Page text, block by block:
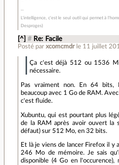
L'intelligence, c'est le seul outil qui permet à
Desproges)
[^] # Re: Facile
Posté parxcomcmdr le 11 juillet
Ça c'est déjà 512 ou 1536
nécessaire.
Pas vraiment non. En 64 bits,
beaucoup avec 1 Go de RAM.
c'est fluide.
Xubuntu, qui est pourtant plus
de la RAM après avoir ouvert la
défaut) sur 512 Mo, en 32 bits.
Et là je viens de lancer Firefox il y
246 Mo de mémoire. Je sais
disponible (4 Go en